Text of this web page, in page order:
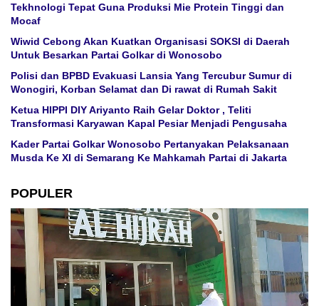
Tekhnologi Tepat Guna Produksi Mie Protein Tinggi dan
Mocaf
Wiwid Cebong Akan Kuatkan Organisasi SOKSI di Daerah
Untuk Besarkan Partai Golkar di Wonosobo
Polisi dan BPBD Evakuasi Lansia Yang Tercubur Sumur di
Wonogiri, Korban Selamat dan Di rawat di Rumah Sakit
Ketua HIPPI DIY Ariyanto Raih Gelar Doktor , Teliti
Transformasi Karyawan Kapal Pesiar Menjadi Pengusaha
Kader Partai Golkar Wonosobo Pertanyakan Pelaksanaan
Musda Ke XI di Semarang Ke Mahkamah Partai di Jakarta
POPULER